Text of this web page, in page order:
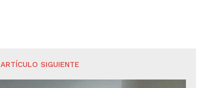
ARTÍCULO SIGUIENTE